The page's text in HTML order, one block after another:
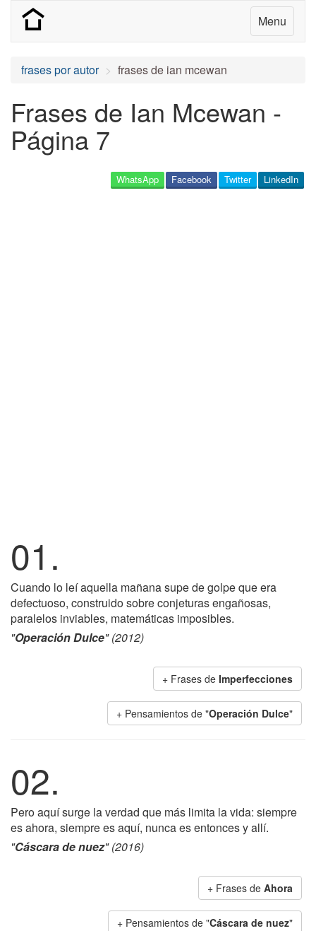
Menu
frases por autor frases de ian mcewan
Frases de Ian Mcewan -
Página 7
LinkedIn
Twitter
Facebook
WhatsApp
01.
Cuando lo leí aquella mañana supe de golpe que era
defectuoso, construido sobre conjeturas engañosas,
paralelos inviables, matemáticas imposibles.
"Operación Dulce" (2012)
+ Frases de Imperfecciones
+ Pensamientos de "Operación Dulce"
02.
Pero aquí surge la verdad que más limita la vida: siempre
es ahora, siempre es aquí, nunca es entonces y allí.
"Cáscara de nuez" (2016)
+ Frases de Ahora
+ Pensamientos de "Cáscara de nuez"